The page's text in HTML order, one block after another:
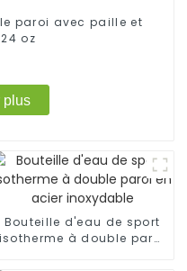
paroi avec paille et
oz
plus
Bouteille d'eau de sport
isotherme à double paroi